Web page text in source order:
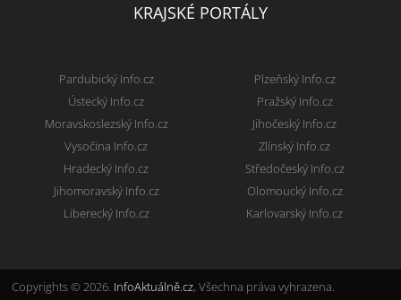
KRAJSKÉ PORTÁLY
Pardubický Info.cz
Ústecký Info.cz
Moravskoslezský Info.cz
Vysočina Info.cz
Hradecký Info.cz
Jihomoravský Info.cz
Liberecký Info.cz
Plzeňský Info.cz
Pražský Info.cz
Jihočeský Info.cz
Zlínský Info.cz
Středočeský Info.cz
Olomoucký Info.cz
Karlovarský Info.cz
Copyrights © 2026. InfoAktuálně.cz, Všechna práva vyhrazena.